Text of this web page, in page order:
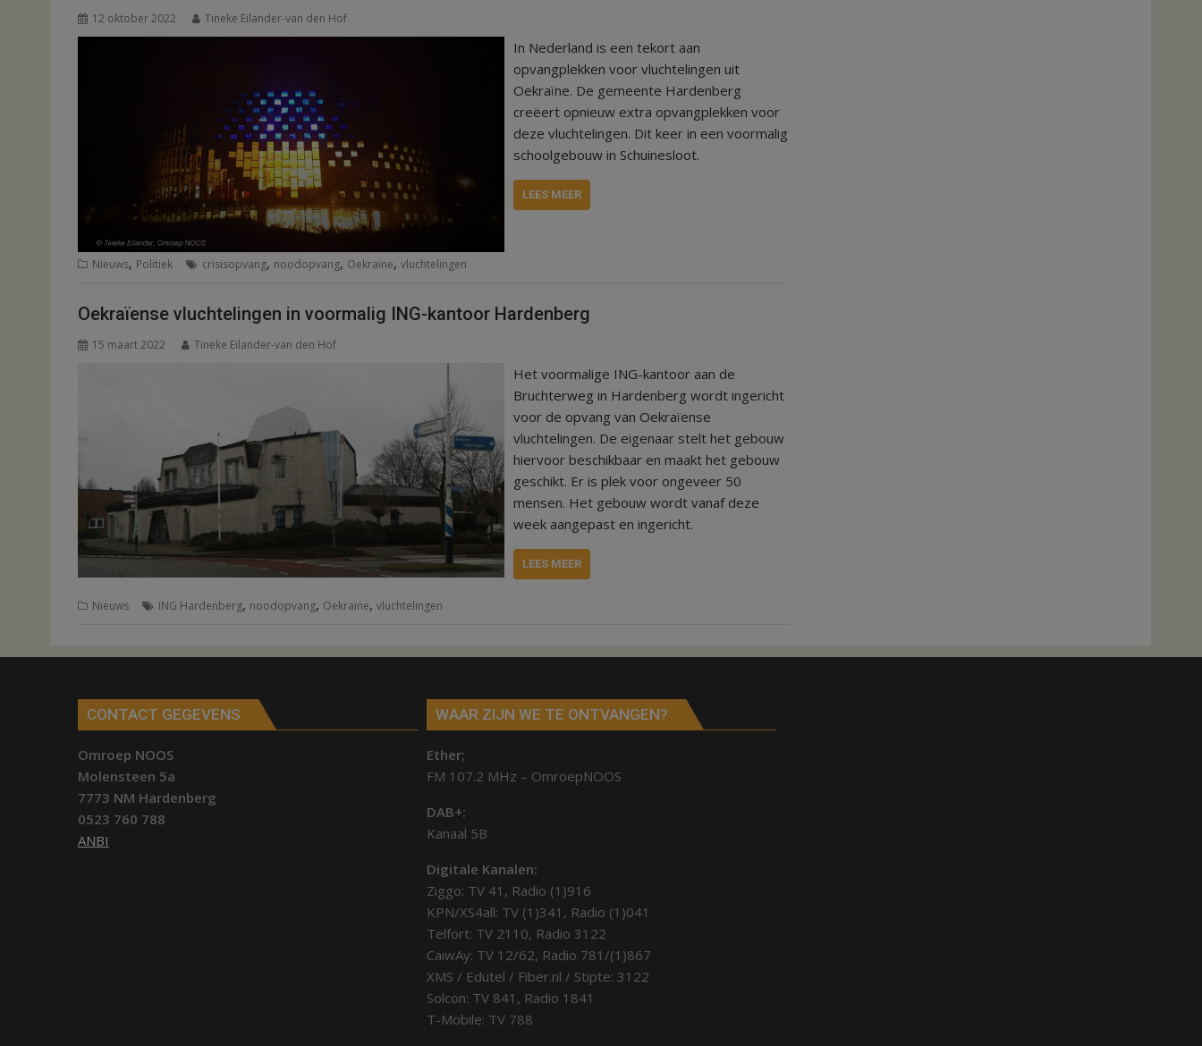
12 oktober 2022 Tineke Eilander-van den Hof
In Nederland is een tekort aan
opvangplekken voor vluchtelingen uit
Oekraïne. De gemeente Hardenberg
creëert opnieuw extra opvangplekken voor
deze vluchtelingen. Dit keer in een voormalig
schoolgebouw in Schuinesloot.
LEES MEER
Nieuws, Politiek crisisopvang, noodopvang, Oekraïne, vluchtelingen
Oekraïense vluchtelingen in voormalig ING-kantoor Hardenberg
15 maart 2022 Tineke Eilander-van den Hof
Het voormalige ING-kantoor aan de
Bruchterweg in Hardenberg wordt ingericht
voor de opvang van Oekraïense
vluchtelingen. De eigenaar stelt het gebouw
hiervoor beschikbaar en maakt het gebouw
geschikt. Er is plek voor ongeveer 50
mensen. Het gebouw wordt vanaf deze
week aangepast en ingericht.
LEES MEER
Nieuws ING Hardenberg, noodopvang, Oekraïne, vluchtelingen
CONTACT GEGEVENS
Omroep NOOS
Molensteen 5a
7773 NM Hardenberg
0523 760 788
ANBI
WAAR ZIJN WE TE ONTVANGEN?
Ether;
FM 107.2 MHz – OmroepNOOS
DAB+:
Kanaal 5B
Digitale Kanalen:
Ziggo: TV 41, Radio (1)916
KPN/XS4all: TV (1)341, Radio (1)041
Telfort: TV 2110, Radio 3122
CaiwAy: TV 12/62, Radio 781/(1)867
XMS / Edutel / Fiber.nl / Stipte: 3122
Solcon: TV 841, Radio 1841
T-Mobile: TV 788